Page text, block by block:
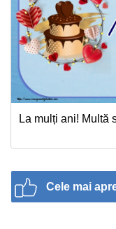
La mulți ani! Multă
Cele mai